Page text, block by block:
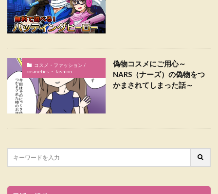
コスメ・ファッション /
cosmetics ・ fashion
偽物コスメにご用心～
NARS（ナーズ）の偽物をつ
かまされてしまった話～